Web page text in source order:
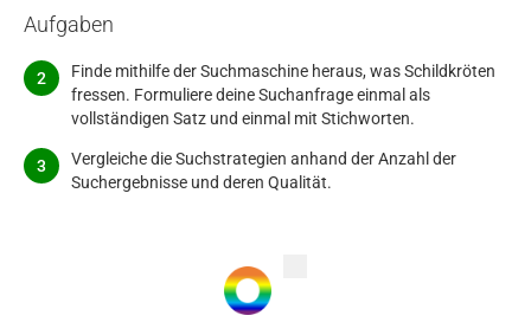
Aufgaben
Finde mithilfe der Suchmaschine heraus, was Schildkröten
fressen. Formuliere deine Suchanfrage einmal als
vollständigen Satz und einmal mit Stichworten.
Vergleiche die Suchstrategien anhand der Anzahl der
Suchergebnisse und deren Qualität.